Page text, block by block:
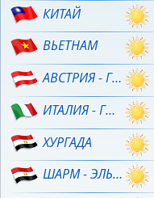
КИТАЙ
ВЬЕТНАМ
АВСТРИЯ - ГОРНЫЕ ЛЫЖИ!
ИТАЛИЯ - ГОРНЫЕ ЛЫЖИ
ХУРГАДА
ШАРМ - ЭЛЬ - ШЕЙХ